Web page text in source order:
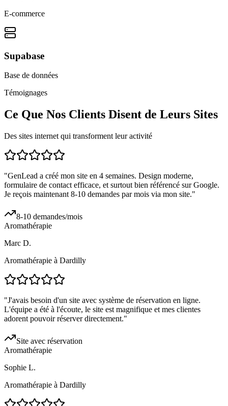
E-commerce
Supabase
Base de données
Témoignages
Ce Que Nos Clients Disent de Leurs Sites
Des sites internet qui transforment leur activité
"GenLead a créé mon site en 4 semaines. Design moderne,
formulaire de contact efficace, et surtout bien référencé sur Google.
Je reçois maintenant 8-10 demandes par mois via mon site."
8-10 demandes/mois
Aromathérapie
Marc D.
Aromathérapie à Dardilly
"J'avais besoin d'un site avec système de réservation en ligne.
L'équipe a été à l'écoute, le site est magnifique et mes clientes
adorent pouvoir réserver directement."
Site avec réservation
Aromathérapie
Sophie L.
Aromathérapie à Dardilly